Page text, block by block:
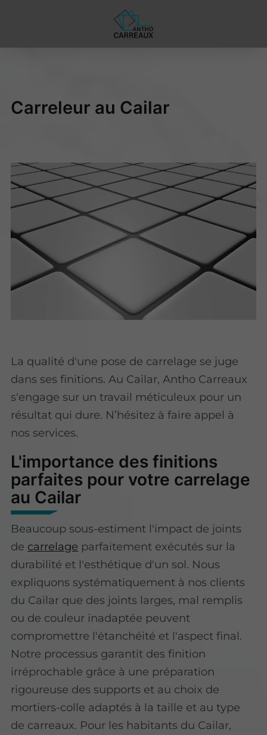
Carreleur au Cailar
La qualité d'une pose de carrelage se juge
dans ses finitions. Au Cailar, Antho Carreaux
s'engage sur un travail méticuleux pour un
résultat qui dure. N’hésitez à faire appel à
nos services.
L'importance des finitions
parfaites pour votre carrelage
au Cailar
Beaucoup sous-estiment l'impact de joints
de carrelage parfaitement exécutés sur la
durabilité et l'esthétique d'un sol. Nous
expliquons systématiquement à nos clients
du Cailar que des joints larges, mal remplis
ou de couleur inadaptée peuvent
compromettre l'étanchéité et l'aspect final.
Notre processus garantit des finition
irréprochable grâce à une préparation
rigoureuse des supports et au choix de
mortiers-colle adaptés à la taille et au type
de carreaux. Pour les habitants du Cailar,